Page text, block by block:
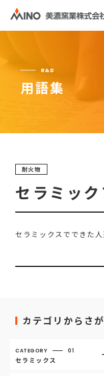
R&D
用語集
耐火物
セラミッ
セラミックスでできた
カテゴリからさ
CATEGORY 01
セラミックス